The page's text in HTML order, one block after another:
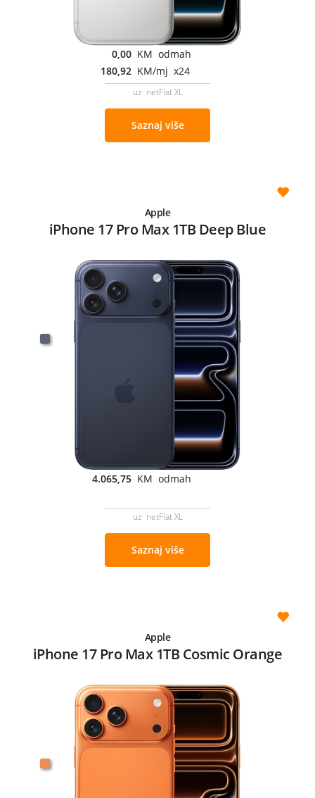
0,00 KM odmah
180,92 KM/mj x24
uz netFlat XL
Saznaj više
Apple
iPhone 17 Pro Max 1TB Deep Blue
4.065,75 KM odmah
uz netFlat XL
Saznaj više
Apple
iPhone 17 Pro Max 1TB Cosmic Orange